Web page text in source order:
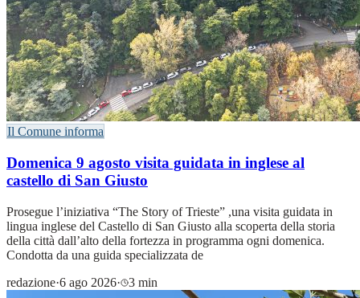
Il Comune informa
Domenica 9 agosto visita guidata in inglese al
castello di San Giusto
Prosegue l’iniziativa “The Story of Trieste” ,una visita guidata in
lingua inglese del Castello di San Giusto alla scoperta della storia
della città dall’alto della fortezza in programma ogni domenica.
Condotta da una guida specializzata de
redazione·6 ago 2026· 3 min